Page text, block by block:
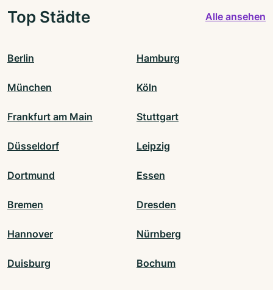
Top Städte Alle ansehen
Berlin Hamburg
München Köln
Frankfurt am Main Stuttgart
Düsseldorf Leipzig
Dortmund Essen
Bremen Dresden
Hannover Nürnberg
Duisburg Bochum